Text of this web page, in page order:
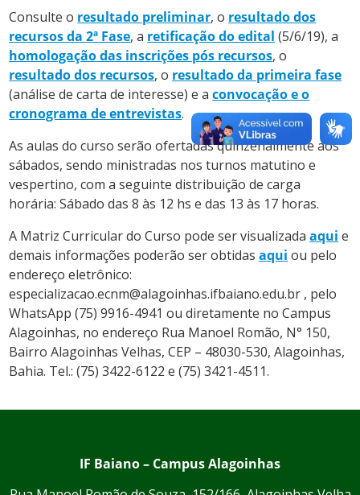
Consulte o resultado preliminar, o resultado dos
recursos da 2ª Fase, a retificação do edital (5/6/19), a
homologação das inscrições pós recursos, o
resultado dos recursos, o resultado da primeira fase
(análise de carta de interesse) e aconvocação e o
cronograma de entrevistas.
As aulas do curso serão ofertadas quinzenalmente aos
sábados, sendo ministradas nos turnos matutino e
vespertino, com a seguinte distribuição de carga
horária: Sábado das 8 às 12 hs e das 13 às 17 horas.
A Matriz Curricular do Curso pode ser visualizadaaqui e
demais informações poderão ser obtidasaqui ou pelo
endereço eletrônico:
especializacao.ecnm@alagoinhas.ifbaiano.edu.br , pelo
WhatsApp (75) 9916-4941 ou diretamente no Campus
Alagoinhas, no endereço Rua Manoel Romão, N° 150,
Bairro Alagoinhas Velhas, CEP – 48030-530, Alagoinhas,
Bahia. Tel.: (75) 3422-6122 e (75) 3421-4511.
IF Baiano – Campus Alagoinhas